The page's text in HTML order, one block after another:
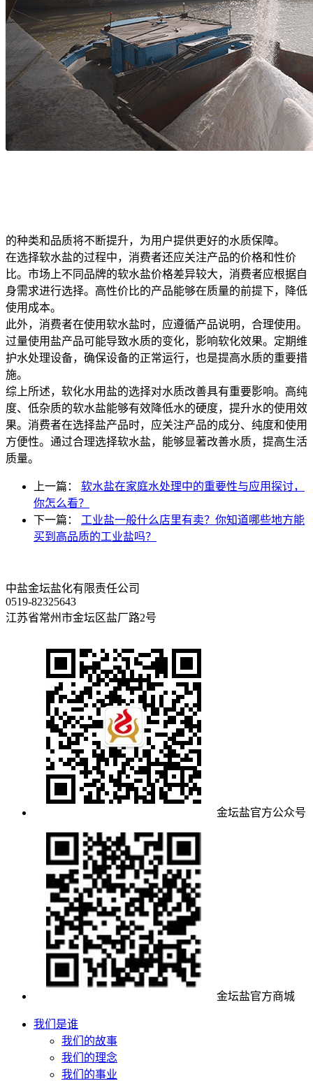
的种类和品质将不断提升，为用户提供更好的水质保障。
在选择软水盐的过程中，消费者还应关注产品的价格和性价
比。市场上不同品牌的软水盐价格差异较大，消费者应根据自
身需求进行选择。高性价比的产品能够在质量的前提下，降低
使用成本。
此外，消费者在使用软水盐时，应遵循产品说明，合理使用。
过量使用盐产品可能导致水质的变化，影响软化效果。定期维
护水处理设备，确保设备的正常运行，也是提高水质的重要措
施。
综上所述，软化水用盐的选择对水质改善具有重要影响。高纯
度、低杂质的软水盐能够有效降低水的硬度，提升水的使用效
果。消费者在选择盐产品时，应关注产品的成分、纯度和使用
方便性。通过合理选择软水盐，能够显著改善水质，提高生活
质量。
上一篇： 软水盐在家庭水处理中的重要性与应用探讨，
你怎么看？
下一篇： 工业盐一般什么店里有卖？你知道哪些地方能
买到高品质的工业盐吗？
中盐金坛盐化有限责任公司
0519-82325643
江苏省常州市金坛区盐厂路2号
金坛盐官方公众号
金坛盐官方商城
我们是谁
我们的故事
我们的理念
我们的事业